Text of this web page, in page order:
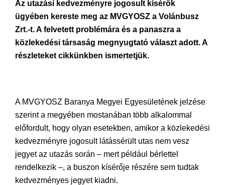
Az utazási kedvezményre jogosult kísérők
ügyében kereste meg az MVGYOSZ a Volánbusz
Zrt.-t. A felvetett problémára és a panaszra a
közlekedési társaság megnyugtató választ adott. A
részleteket cikkünkben ismertetjük.
A MVGYOSZ Baranya Megyei Egyesületének jelzése
szerint a megyében mostanában több alkalommal
előfordult, hogy olyan esetekben, amikor a közlekedési
kedvezményre jogosult látássérült utas nem vesz
jegyet az utazás során – mert például bérlettel
rendelkezik –, a buszon kísérője részére sem tudtak
kedvezményes jegyet kiadni.